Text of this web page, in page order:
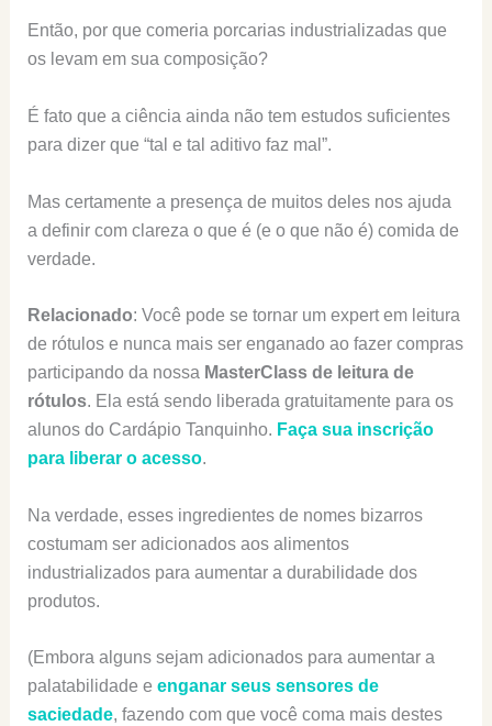
Então, por que comeria porcarias industrializadas que
os levam em sua composição?
É fato que a ciência ainda não tem estudos suficientes
para dizer que “tal e tal aditivo faz mal”.
Mas certamente a presença de muitos deles nos ajuda
a definir com clareza o que é (e o que não é) comida de
verdade.
Relacionado: Você pode se tornar um expert em leitura
de rótulos e nunca mais ser enganado ao fazer compras
participando da nossa MasterClass de leitura de
rótulos. Ela está sendo liberada gratuitamente para os
alunos do Cardápio Tanquinho. Faça sua inscrição
para liberar o acesso.
Na verdade, esses ingredientes de nomes bizarros
costumam ser adicionados aos alimentos
industrializados para aumentar a durabilidade dos
produtos.
(Embora alguns sejam adicionados para aumentar a
palatabilidade e enganar seus sensores de
saciedade, fazendo com que você coma mais destes